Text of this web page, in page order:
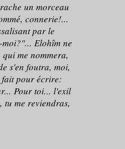
un morceau
connerie!...
par le
Elohîm ne
me nommera,
s'en foutra, moi,
fait pour écrire:
Pour toi... l'exil
tu me reviendras,